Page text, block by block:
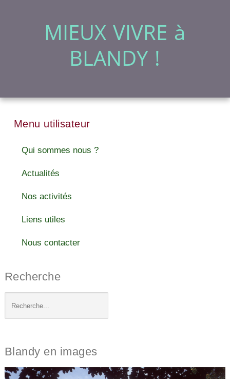
MIEUX VIVRE à
BLANDY !
Menu utilisateur
Qui sommes nous ?
Actualités
Nos activités
Liens utiles
Nous contacter
Recherche
Blandy en images